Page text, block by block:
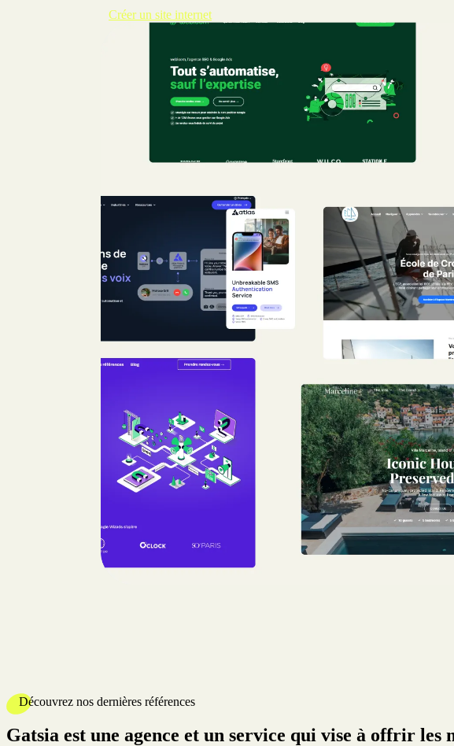
Créer un site internet
Découvrez nos dernières références
Gatsia est une agence et un service qui vise à offrir